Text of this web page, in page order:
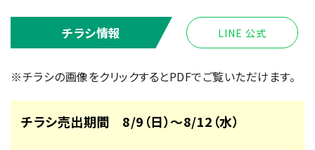
チラシ情報 LINE 公式
※チラシの画像をクリックするとPDFでご覧いただけます。
チラシ売出期間 8/9（日）～8/12（水）